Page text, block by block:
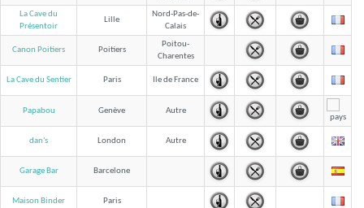
La Cave du
Présentoir
Lille
Nord-Pas-de-
Calais
Canon Poitiers Poitiers
Poitou-
Charentes
La Cave du Sentier Paris Ile de France
Papabou Genève Autre
dan's London Autre
Garage Bar Barcelone
Maison Binder Paris